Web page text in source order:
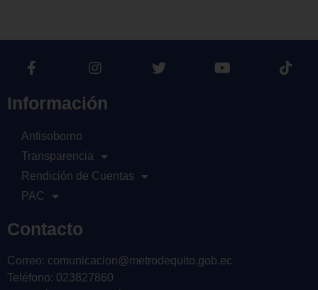
Información
Antisoborno
Transparencia
Rendición de Cuentas
PAC
Contacto
Correo: comunicacion@metrodequito.gob.ec
Teléfono: 023827860